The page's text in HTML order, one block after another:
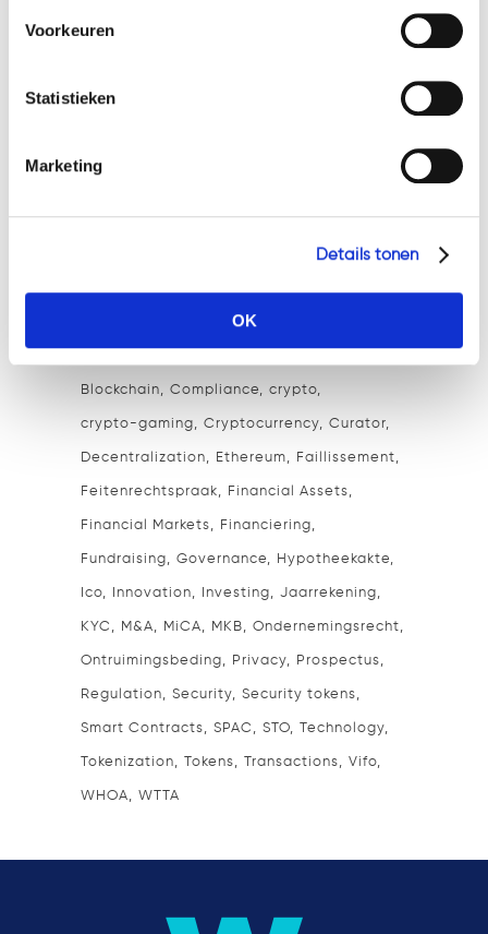
op: https://watsonlaw.nl/privacy/
Voorkeuren
Statistieken
Marketing
Details tonen
OK
Rechtbank kondigt niet zomaar een
Nalaten door bestuurder kan leiden
Veel ondernemers krijgen te maken
Blockchain Compliance crypto
crypto-gaming Cryptocurrency Curator
Decentralization Ethereum Faillissement
Feitenrechtspraak Financial Assets
Financial Markets Financiering
Fundraising Governance Hypotheekakte
Ico Innovation Investing Jaarrekening
KYC M&A MiCA MKB Ondernemingsrecht
Ontruimingsbeding Privacy Prospectus
Regulation Security Security tokens
Smart Contracts SPAC STO Technology
Tokenization Tokens Transactions Vifo
WHOA WTTA